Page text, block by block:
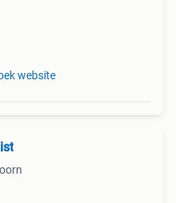
website